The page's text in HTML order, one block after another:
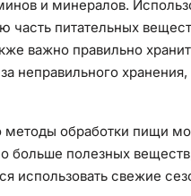
и минералов.
питательных
важно правильно
неправильного
обработки пищи
больше полезных
использовать свежие